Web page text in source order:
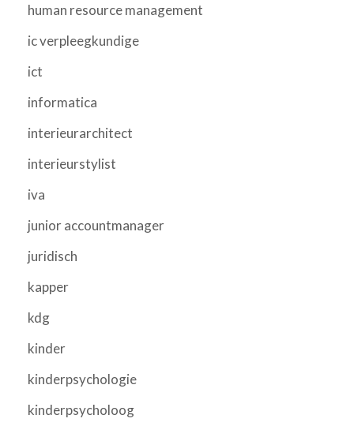
human resource management
ic verpleegkundige
ict
informatica
interieurarchitect
interieurstylist
iva
junior accountmanager
juridisch
kapper
kdg
kinder
kinderpsychologie
kinderpsycholoog